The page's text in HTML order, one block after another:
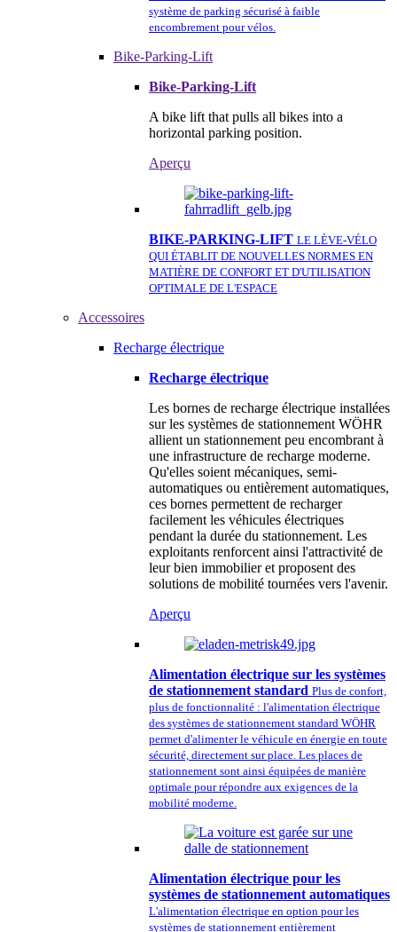
système de parking sécurisé à faible
encombrement pour vélos.
Bike-Parking-Lift
Bike-Parking-Lift
A bike lift that pulls all bikes into a
horizontal parking position.
Aperçu
BIKE-PARKING-LIFT LE LÈVE-VÉLO
QUI ÉTABLIT DE NOUVELLES NORMES EN
MATIÈRE DE CONFORT ET D'UTILISATION
OPTIMALE DE L'ESPACE
Accessoires
Recharge électrique
Recharge électrique
Les bornes de recharge électrique installées
sur les systèmes de stationnement WÖHR
allient un stationnement peu encombrant à
une infrastructure de recharge moderne.
Qu'elles soient mécaniques, semi-
automatiques ou entièrement automatiques,
ces bornes permettent de recharger
facilement les véhicules électriques
pendant la durée du stationnement. Les
exploitants renforcent ainsi l'attractivité de
leur bien immobilier et proposent des
solutions de mobilité tournées vers l'avenir.
Aperçu
Alimentation électrique sur les systèmes
de stationnement standard Plus de confort,
plus de fonctionnalité : l'alimentation électrique
des systèmes de stationnement standard WÖHR
permet d'alimenter le véhicule en énergie en toute
sécurité, directement sur place. Les places de
stationnement sont ainsi équipées de manière
optimale pour répondre aux exigences de la
mobilité moderne.
Alimentation électrique pour les
systèmes de stationnement automatiques
L'alimentation électrique en option pour les
systèmes de stationnement entièrement